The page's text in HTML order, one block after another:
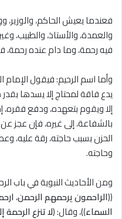
فعندما يعيش الحاكم، والوزير،
والعمدة، والأستاذ، والطبيب،
فيه رحمة، وما دام عنده رحمة،
وأما اسم الرحيم: فيقول
يدع فاقة لمحتاج إلا يسدها
إلا ويقوم بتعهده، ودفع
بالشفاعة، إلى غيره، فإن عجز
الحزن بسبب حاجته، رقة
وحاجته.
ومن الأحاديث النبوية في باب
((الراحمون يرحمهم الرحمن،
السماء))، وقال: (لا تنزع